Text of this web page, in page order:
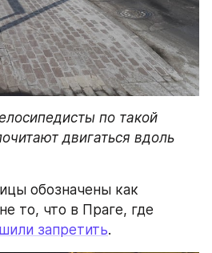
по такой
двигаться вдоль
обозначены как
то, что в Праге, где
запретить.